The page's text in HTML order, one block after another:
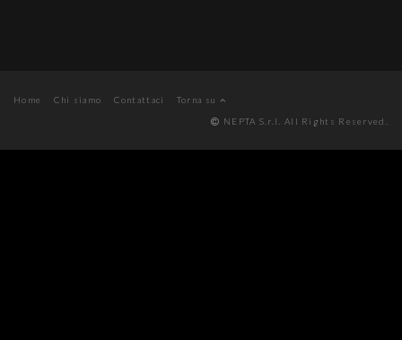
Home Chi siamo Contattaci
Torna su
NEPTA S.r.l. All Rights Reserved.